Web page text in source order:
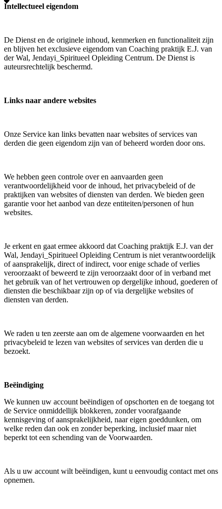
Intellectueel eigendom
De Dienst en de originele inhoud, kenmerken en functionaliteit zijn
en blijven het exclusieve eigendom van Coaching praktijk E.J. van
der Wal, Jendayi_Spiritueel Opleiding Centrum. De Dienst is
auteursrechtelijk beschermd.
Links naar andere websites
Onze Service kan links bevatten naar websites of services van
derden die geen eigendom zijn van of beheerd worden door ons.
We hebben geen controle over en aanvaarden geen
verantwoordelijkheid voor de inhoud, het privacybeleid of de
praktijken van websites of diensten van derden. We bieden geen
garantie voor het aanbod van deze entiteiten/personen of hun
websites.
Je erkent en gaat ermee akkoord dat Coaching praktijk E.J. van der
Wal, Jendayi_Spiritueel Opleiding Centrum is niet verantwoordelijk
of aansprakelijk, direct of indirect, voor enige schade of verlies
veroorzaakt of beweerd te zijn veroorzaakt door of in verband met
het gebruik van of het vertrouwen op dergelijke inhoud, goederen of
diensten die beschikbaar zijn op of via dergelijke websites of
diensten van derden.
We raden u ten zeerste aan om de algemene voorwaarden en het
privacybeleid te lezen van websites of services van derden die u
bezoekt.
Beëindiging
We kunnen uw account beëindigen of opschorten en de toegang tot
de Service onmiddellijk blokkeren, zonder voorafgaande
kennisgeving of aansprakelijkheid, naar eigen goeddunken, om
welke reden dan ook en zonder beperking, inclusief maar niet
beperkt tot een schending van de Voorwaarden.
Als u uw account wilt beëindigen, kunt u eenvoudig contact met ons
opnemen.